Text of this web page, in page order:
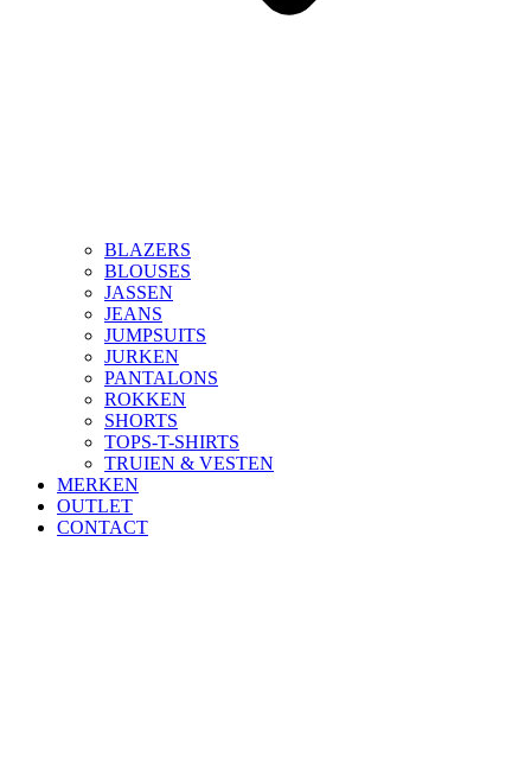
BLAZERS
BLOUSES
JASSEN
JEANS
JUMPSUITS
JURKEN
PANTALONS
ROKKEN
SHORTS
TOPS-T-SHIRTS
TRUIEN & VESTEN
MERKEN
OUTLET
CONTACT